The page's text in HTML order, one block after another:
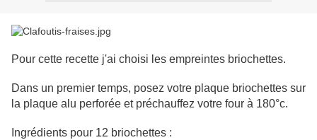
Pour cette recette j'ai choisi les empreintes briochettes.
Dans un premier temps, posez votre plaque briochettes sur
la plaque alu perforée et préchauffez votre four à 180°c.
Ingrédients pour 12 briochettes :